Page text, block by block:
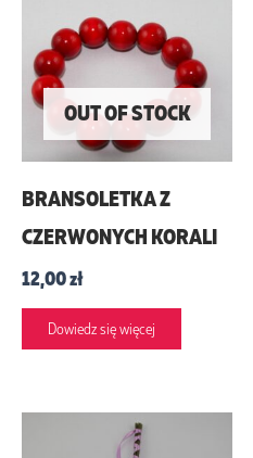
OUT OF STOCK
BRANSOLETKA Z
CZERWONYCH KORALI
12,00zł
Dowiedz się więcej